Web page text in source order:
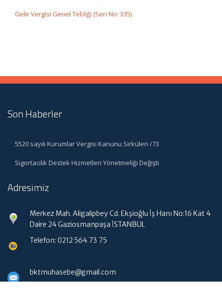
Gelir Vergisi Genel Tebliği (Seri No: 335)
Son Haberler
5520 sayılı Kurumlar Vergisi Kanunu Sirküleri /73
Sigortacılık Destek Hizmetleri Yönetmeliği Değişti
Adresimiz
Merkez Mah. Aligalipbey Cd. Ekşioğlu İş Hanı No:16 Kat 4
Daire 24 Gaziosmanpaşa İSTANBUL
Telefon: 0212 564 73 75
bktmuhasebe@gmail.com